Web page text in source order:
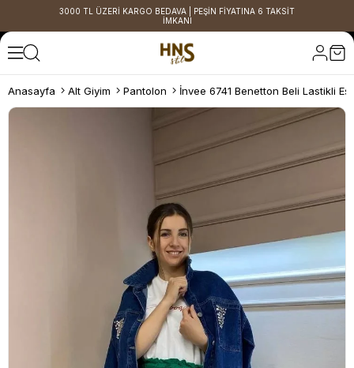
3000 TL ÜZERİ KARGO BEDAVA | PEŞİN FİYATINA 6 TAKSİT
İMKANI
Anasayfa Alt Giyim Pantolon İnvee 6741 Benetton Beli Lastikli